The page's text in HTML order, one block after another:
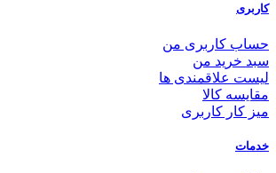
کاربری
حساب کاربری من
سبد خرید من
لیست علاقمندی ها
مقایسه کالا
میز کار کاربری
خدمات